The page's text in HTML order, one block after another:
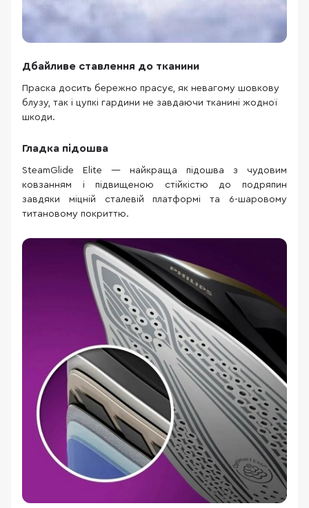
Дбайливе ставлення до тканини
Праска досить бережно прасує, як невагому шовкову
блузу, так і цупкі гардини не завдаючи тканині жодної
шкоди.
Гладка підошва
SteamGlide Elite — найкраща підошва з чудовим
ковзанням і підвищеною стійкістю до подряпин
завдяки міцній сталевій платформі та 6-шаровому
титановому покриттю.